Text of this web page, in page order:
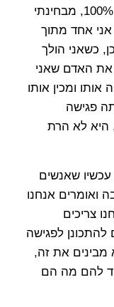
השיחה שאני הולך אליה מבחינתי זה 100%, מבחינתי
אחד מתוך
כשאני הולך
את האדם שאני
אותו ומכין אותו
פגישה
היא לא הרת
שאנשים
ואומרים אנחנו
צריכים
להתכונן לפגישה
מבינים את זה,
להם מה הם